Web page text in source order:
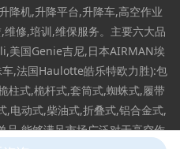
降机,升降平台,升降车,高空作业
修,培训,维保服务。主要六大品
美国Genie吉尼,日本AIRMAN埃
,法国Haulotte皓乐特欧力胜):包
柱式,桅杆式,套筒式,蜘蛛式,履带
,电动式,柴油式,折叠式,铝合金式,
品,能够满足市场广泛对于高空作